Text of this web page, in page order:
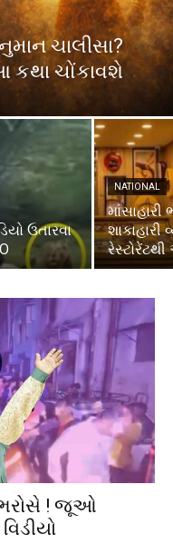
ચાલીસા?
કથા ચોંકાવશે
ઉતારવા
NATIONAL
શાકાહારી
ભરોસે ! જૂઓ